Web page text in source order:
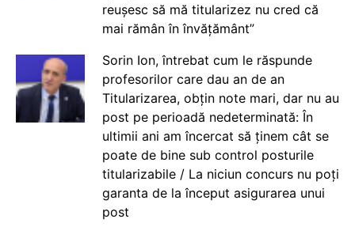
reușesc să mă titularizez nu cred că
mai rămân în învățământ”
Sorin Ion, întrebat cum le răspunde
profesorilor care dau an de an
Titularizarea, obțin note mari, dar nu au
post pe perioadă nedeterminată: În
ultimii ani am încercat să ținem cât se
poate de bine sub control posturile
titularizabile / La niciun concurs nu poți
garanta de la început asigurarea unui
post